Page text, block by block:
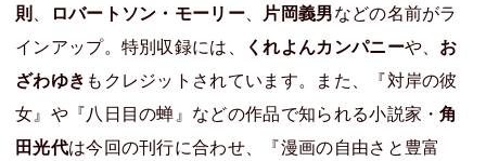
則、 ロバートソン・モーリー、 片岡義男などの名前がラ
インアップ。特別収録には、
くれよんカンパニーや、 お
ざわゆき もクレジットされています。また、『対岸の彼
女』や『八日目の蝉』などの作品で知られる小説家・角
田光代は今回の刊行に合わせ、『漫画の自由さと豊富